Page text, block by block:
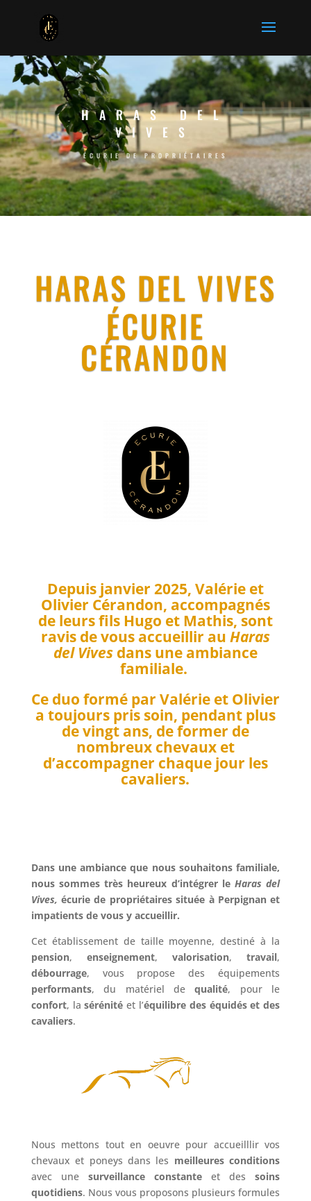
HARAS DEL
VIVES
ÉCURIE DE PROPRIÉTAIRES
HARAS DEL VIVES
ÉCURIE
CÉRANDON
Depuis janvier 2025, Valérie et
Olivier Cérandon, accompagnés
de leurs fils Hugo et Mathis, sont
ravis de vousaccueillir au Haras
del Vivesdans une ambiance
familiale.
Ce duo formé par Valérie et Olivier
a toujours pris soin, pendant plus
de vingt ans, de former de
nombreux chevaux et
d’accompagner chaque jour les
cavaliers.
Dans une ambiance que nous souhaitons familiale,
nous sommes très heureux d’intégrer le Haras del
Vives,écurie de propriétaires située à Perpignan et
impatients de vous y accueillir.
Cet établissement de taille moyenne, destiné à la
pension, enseignement,valorisation,travail,
débourrage, vous propose des équipements
performants, du matériel dequalité, pour le
confort, lasérénité et l’équilibre des équidés et des
cavaliers.
Nous mettons tout en oeuvre pour accueilllir vos
chevaux et poneys dans les meilleures conditions
avec une surveillance constante et dessoins
quotidiens. Nous vous proposons plusieurs formules